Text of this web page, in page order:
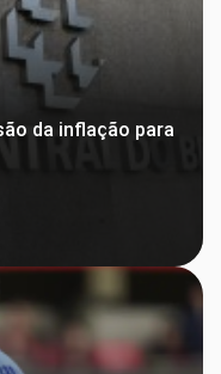
da inflação para